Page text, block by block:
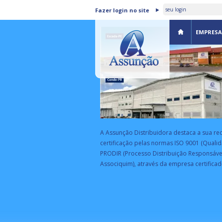
Fazer login no site
EMPRESA
ASSUNÇÃO DISTRIBUIDORA É
CERTIFICADA PELA BSI
A Assunção Distribuidora destaca a sua
certificação pelas normas ISO 9001
PRODIR (Processo Distribuição
Associquim), através da empresa